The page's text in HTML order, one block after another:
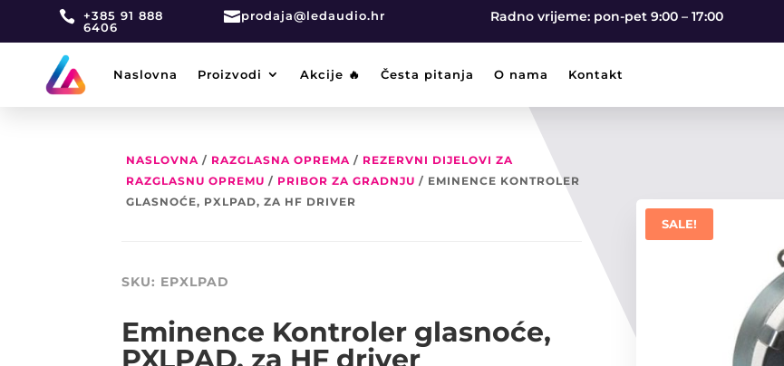
 +385 91 888
6406
prodaja@ledaudio.hr Radno vrijeme: pon-pet 9:00 – 17:00
Naslovna Proizvodi Akcije 🔥 Česta pitanja O nama Kontakt
NASLOVNA / RAZGLASNA OPREMA / REZERVNI DIJELOVI ZA
RAZGLASNU OPREMU / PRIBOR ZA GRADNJU / EMINENCE KONTROLER
GLASNOĆE, PXLPAD, ZA HF DRIVER
SKU: EPXLPAD
Eminence Kontroler glasnoće,
SALE!